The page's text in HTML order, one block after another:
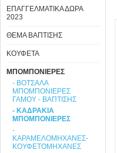
ΕΠΑΓΓΕΛΜΑΤΙΚΑ ΔΩΡΑ
2023
ΘΕΜΑ ΒΑΠΤΙΣΗΣ
ΚΟΥΦΕΤΑ
ΜΠΟΜΠΟΝΙΕΡΕΣ
- ΒΟΤΣΑΛΑ
ΜΠΟΜΠΟΝΙΕΡΕΣ
ΓΑΜΟΥ - ΒΑΠΤΙΣΗΣ
- ΚΑΔΡΑΚΙΑ
ΜΠΟΜΠΟΝΙΕΡΕΣ
-
ΚΑΡΑΜΕΛΟΜΗΧΑΝΕΣ-
ΚΟΥΦΕΤΟΜΗΧΑΝΕΣ